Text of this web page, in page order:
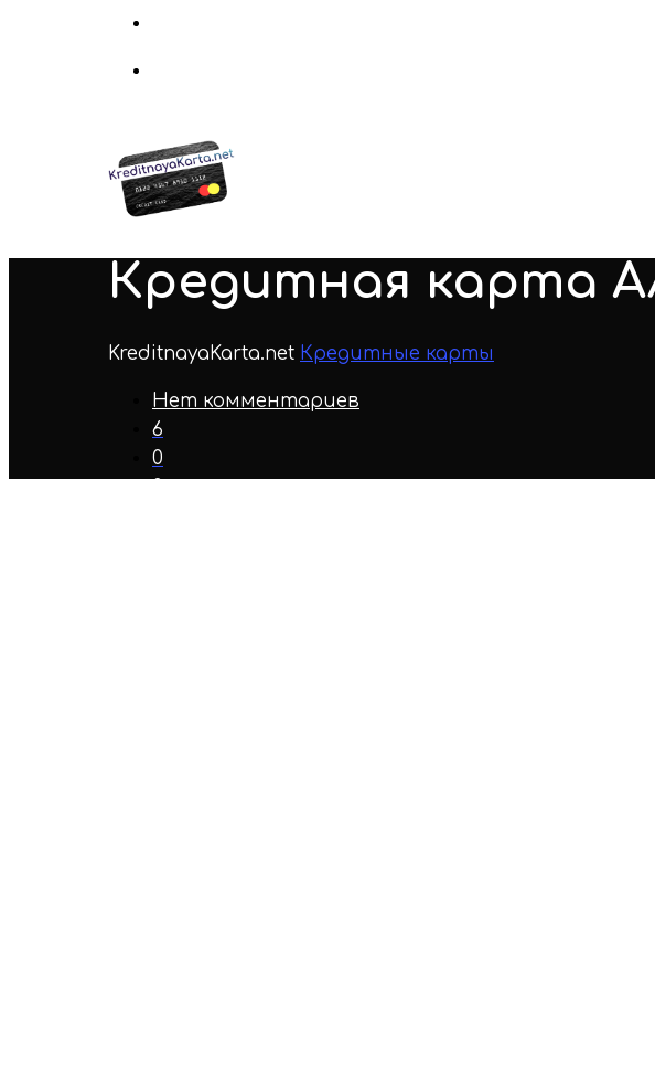
Кредитная карта
KreditnayaKarta.net Кредитные карты
Нет комментариев
6
0